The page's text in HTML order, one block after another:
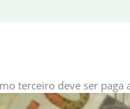
terceiro deve ser paga